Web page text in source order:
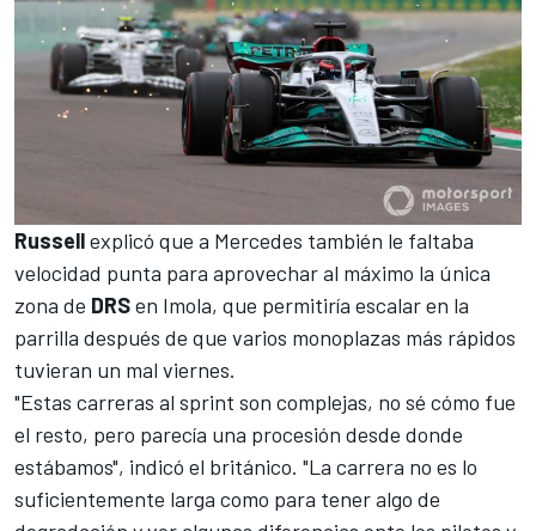
Russellexplicó que a Mercedes también le faltaba
velocidad punta para aprovechar al máximo la única
zona de DRSen Imola, que permitiría escalar en la
parrilla después de que varios monoplazas más rápidos
tuvieran un mal viernes.
"Estas carreras al sprint son complejas, no sé cómo fue
el resto, pero parecía una procesión desde donde
estábamos", indicó el británico. "La carrera no es lo
suficientemente larga como para tener algo de